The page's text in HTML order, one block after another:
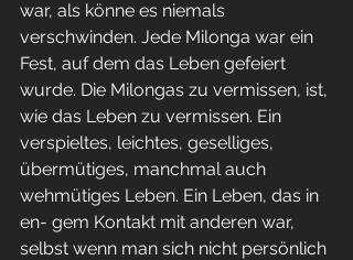
war, als könne es niemals
verschwinden. Jede Milonga war ein
Fest, auf dem das Leben gefeiert
wurde. Die Milongas zu vermissen, ist,
wie das Leben zu vermissen. Ein
verspieltes, leichtes, geselliges,
übermütiges, manchmal auch
wehmütiges Leben. Ein Leben, das in
en- gem Kontakt mit anderen war,
selbst wenn man sich nicht persönlich